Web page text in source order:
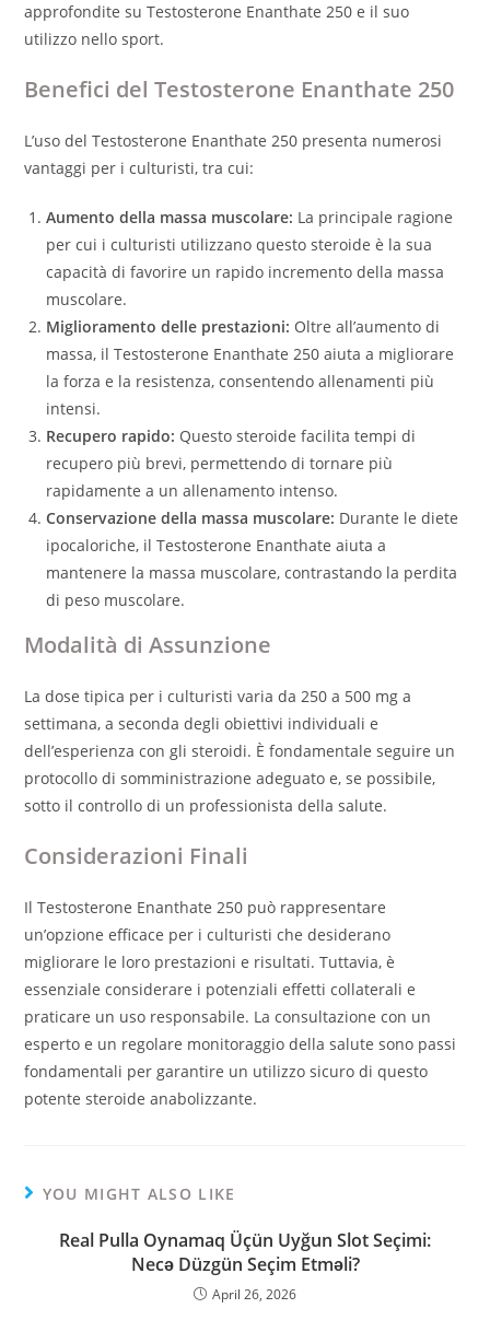
approfondite su Testosterone Enanthate 250 e il suo
utilizzo nello sport.
Benefici del Testosterone Enanthate 250
L’uso del Testosterone Enanthate 250 presenta numerosi
vantaggi per i culturisti, tra cui:
Aumento della massa muscolare: La principale ragione
per cui i culturisti utilizzano questo steroide è la sua
capacità di favorire un rapido incremento della massa
muscolare.
Miglioramento delle prestazioni: Oltre all’aumento di
massa, il Testosterone Enanthate 250 aiuta a migliorare
la forza e la resistenza, consentendo allenamenti più
intensi.
Recupero rapido: Questo steroide facilita tempi di
recupero più brevi, permettendo di tornare più
rapidamente a un allenamento intenso.
Conservazione della massa muscolare: Durante le diete
ipocaloriche, il Testosterone Enanthate aiuta a
mantenere la massa muscolare, contrastando la perdita
di peso muscolare.
Modalità di Assunzione
La dose tipica per i culturisti varia da 250 a 500 mg a
settimana, a seconda degli obiettivi individuali e
dell’esperienza con gli steroidi. È fondamentale seguire un
protocollo di somministrazione adeguato e, se possibile,
sotto il controllo di un professionista della salute.
Considerazioni Finali
Il Testosterone Enanthate 250 può rappresentare
un’opzione efficace per i culturisti che desiderano
migliorare le loro prestazioni e risultati. Tuttavia, è
essenziale considerare i potenziali effetti collaterali e
praticare un uso responsabile. La consultazione con un
esperto e un regolare monitoraggio della salute sono passi
fondamentali per garantire un utilizzo sicuro di questo
potente steroide anabolizzante.
YOU MIGHT ALSO LIKE
Real Pulla Oynamaq Üçün Uyğun Slot Seçimi:
Necə Düzgün Seçim Etməli?
April 26, 2026